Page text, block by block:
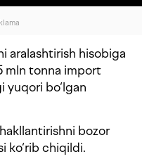
aralashtirish hisobiga
mln tonna import
yuqori bo‘lgan
bozor
ko‘rib chiqildi.